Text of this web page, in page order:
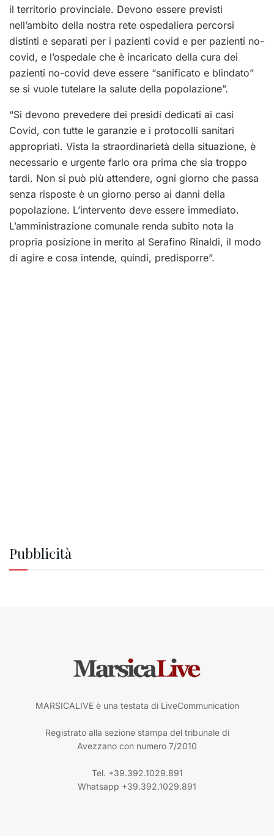
il territorio provinciale. Devono essere previsti
nell’ambito della nostra rete ospedaliera percorsi
distinti e separati per i pazienti covid e per pazienti no-
covid, e l’ospedale che è incaricato della cura dei
pazienti no-covid deve essere “sanificato e blindato”
se si vuole tutelare la salute della popolazione”.
“Si devono prevedere dei presidi dedicati ai casi
Covid, con tutte le garanzie e i protocolli sanitari
appropriati. Vista la straordinarietà della situazione, è
necessario e urgente farlo ora prima che sia troppo
tardi. Non si può più attendere, ogni giorno che passa
senza risposte è un giorno perso ai danni della
popolazione. L’intervento deve essere immediato.
L’amministrazione comunale renda subito nota la
propria posizione in merito al Serafino Rinaldi, il modo
di agire e cosa intende, quindi, predisporre”.
Pubblicità
MARSICALIVE è una testata di LiveCommunication
Registrato alla sezione stampa del tribunale di
Avezzano con numero 7/2010
Tel. +39.392.1029.891
Whatsapp +39.392.1029.891